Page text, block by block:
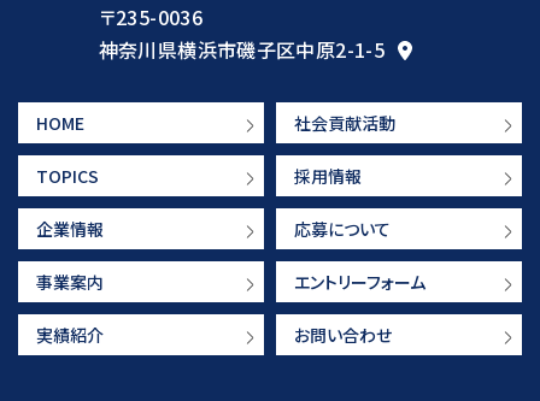
〒235-0036
神奈川県横浜市磯子区中原2-1-5
HOME
TOPICS
企業情報
事業案内
実績紹介
社会貢献活動
採用情報
応募について
エントリーフォーム
お問い合わせ